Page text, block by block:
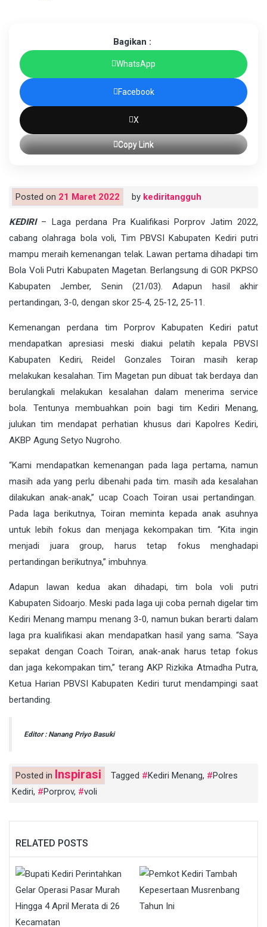
Bagikan :
WhatsApp
Facebook
X
Copy Link
Posted on 21 Maret 2022 by kediritangguh
KEDIRI – Laga perdana Pra Kualifikasi Porprov Jatim 2022,
cabang olahraga bola voli, Tim PBVSI Kabupaten Kediri putri
mampu meraih kemenangan telak. Lawan pertama dihadapi tim
Bola Voli Putri Kabupaten Magetan. Berlangsung di GOR PKPSO
Kabupaten Jember, Senin (21/03). Adapun hasil akhir
pertandingan, 3-0, dengan skor 25-4, 25-12, 25-11.
Kemenangan perdana tim Porprov Kabupaten Kediri patut
mendapatkan apresiasi meski diakui pelatih kepala PBVSI
Kabupaten Kediri, Reidel Gonzales Toiran masih kerap
melakukan kesalahan. Tim Magetan pun dibuat tak berdaya dan
berulangkali melakukan kesalahan dalam menerima service
bola. Tentunya membuahkan poin bagi tim Kediri Menang,
julukan tim mendapat perhatian khusus dari Kapolres Kediri,
AKBP Agung Setyo Nugroho.
“Kami mendapatkan kemenangan pada laga pertama, namun
masih ada yang perlu dibenahi pada tim. masih ada kesalahan
dilakukan anak-anak,” ucap Coach Toiran usai pertandingan.
Pada laga berikutnya, Toiran meminta kepada anak asuhnya
untuk lebih fokus dan menjaga kekompakan tim. “Kita ingin
menjadi juara group, harus tetap fokus menghadapi
pertandingan berikutnya,” imbuhnya.
Adapun lawan kedua akan dihadapi, tim bola voli putri
Kabupaten Sidoarjo. Meski pada laga uji coba pernah digelar tim
Kediri Menang mampu menang 3-0, namun bukan berarti dalam
laga pra kualifikasi akan mendapatkan hasil yang sama. “Saya
sepakat dengan Coach Toiran, anak-anak harus tetap fokus
dan jaga kekompakan tim,” terang AKP Rizkika Atmadha Putra,
Ketua Harian PBVSI Kabupaten Kediri turut mendampingi saat
bertanding.
Editor : Nanang Priyo Basuki
Posted in Inspirasi Tagged Kediri Menang,
Polres
Kediri, Porprov, voli
RELATED POSTS